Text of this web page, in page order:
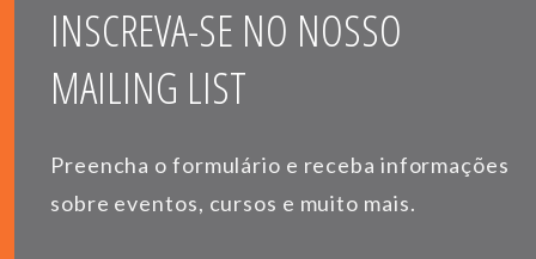
INSCREVA-SE NO NOSSO
MAILING LIST
Preencha o formulário e receba informações
sobre eventos, cursos e muito mais.